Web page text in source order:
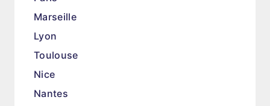
Marseille
Lyon
Toulouse
Nice
Nantes